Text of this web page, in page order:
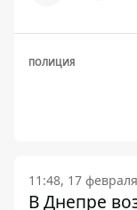
ПОЛИЦИЯ
11:48, 17
В Днепре